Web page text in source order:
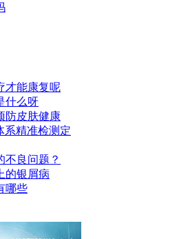
才能康复呢
什么呀
防皮肤健康
系精准检测定
不良问题？
的银屑病
哪些